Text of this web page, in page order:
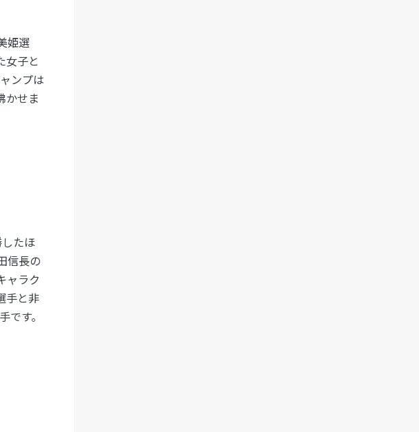
姫選
女子と
ンプは
かせま
たほ
信長の
ャラク
手と非
す。